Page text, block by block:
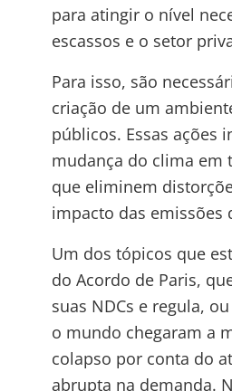
para atingir o nível
escassos e o setor
Para isso, são
criação de um
públicos. Essas ações
mudança do clima em
que eliminem
impacto das emissões
Um dos tópicos que
do Acordo de Paris,
suas NDCs e regula,
o mundo chegaram a
colapso por conta do
abrupta na demanda.